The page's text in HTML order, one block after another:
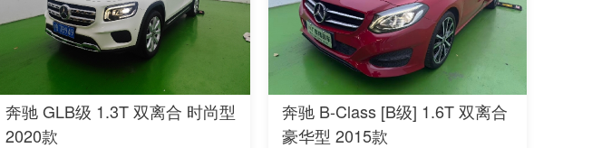
奔驰 GLB级 1.3T 双离合 时尚型
2020款
奔驰 B-Class [B级] 1.6T 双离合
豪华型 2015款